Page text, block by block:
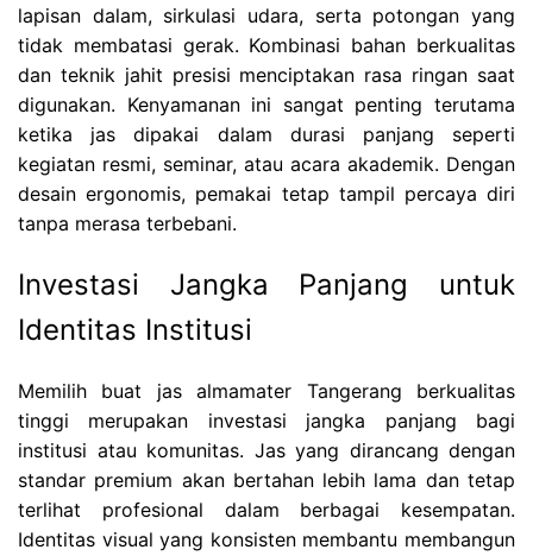
lapisan dalam, sirkulasi udara, serta potongan yang
tidak membatasi gerak. Kombinasi bahan berkualitas
dan teknik jahit presisi menciptakan rasa ringan saat
digunakan. Kenyamanan ini sangat penting terutama
ketika jas dipakai dalam durasi panjang seperti
kegiatan resmi, seminar, atau acara akademik. Dengan
desain ergonomis, pemakai tetap tampil percaya diri
tanpa merasa terbebani.
Investasi Jangka Panjang untuk
Identitas Institusi
Memilih buat jas almamater Tangerang berkualitas
tinggi merupakan investasi jangka panjang bagi
institusi atau komunitas. Jas yang dirancang dengan
standar premium akan bertahan lebih lama dan tetap
terlihat profesional dalam berbagai kesempatan.
Identitas visual yang konsisten membantu membangun